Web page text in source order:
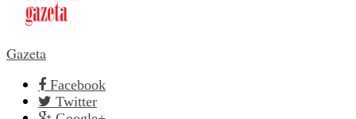
Gazeta
Facebook
Twitter